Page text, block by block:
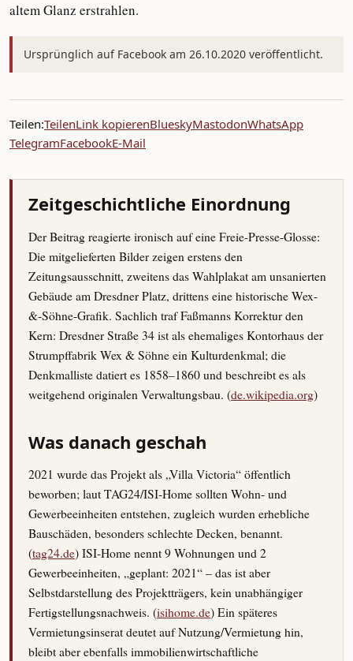
altem Glanz erstrahlen.
Ursprünglich auf Facebook am 26.10.2020 veröffentlicht.
Teilen:TeilenLink kopierenBlueskyMastodonWhatsApp
TelegramFacebookE-Mail
Zeitgeschichtliche Einordnung
Der Beitrag reagierte ironisch auf eine Freie-Presse-Glosse:
Die mitgelieferten Bilder zeigen erstens den
Zeitungsausschnitt, zweitens das Wahlplakat am unsanierten
Gebäude am Dresdner Platz, drittens eine historische Wex-
&-Söhne-Grafik. Sachlich traf Faßmanns Korrektur den
Kern: Dresdner Straße 34 ist als ehemaliges Kontorhaus der
Strumpffabrik Wex & Söhne ein Kulturdenkmal; die
Denkmalliste datiert es 1858–1860 und beschreibt es als
weitgehend originalen Verwaltungsbau. (de.wikipedia.org)
Was danach geschah
2021 wurde das Projekt als „Villa Victoria“ öffentlich
beworben; laut TAG24/ISI-Home sollten Wohn- und
Gewerbeeinheiten entstehen, zugleich wurden erhebliche
Bauschäden, besonders schlechte Decken, benannt.
(tag24.de) ISI-Home nennt 9 Wohnungen und 2
Gewerbeeinheiten, „geplant: 2021“ – das ist aber
Selbstdarstellung des Projektträgers, kein unabhängiger
Fertigstellungsnachweis. (isihome.de) Ein späteres
Vermietungsinserat deutet auf Nutzung/Vermietung hin,
bleibt aber ebenfalls immobilienwirtschaftliche